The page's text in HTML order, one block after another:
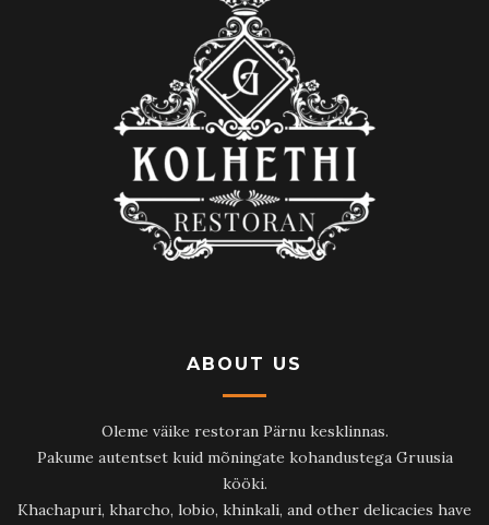
ABOUT US
Oleme väike restoran Pärnu kesklinnas.
Pakume autentset kuid mõningate kohandustega Gruusia
kööki.
Khachapuri, kharcho, lobio, khinkali, and other delicacies have